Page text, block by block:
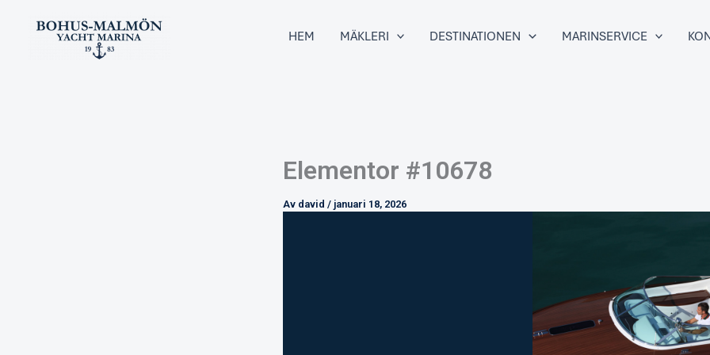
HEM MÄKLERI DESTINATIONEN MARINSERVICE
Elementor #10678
Av david / januari 18, 2026